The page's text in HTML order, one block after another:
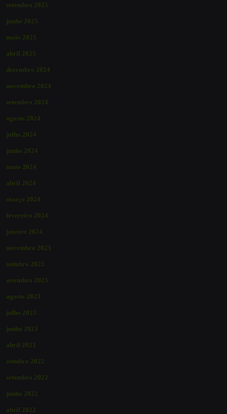
setembro 2025
junho 2025
maio 2025
abril 2025
dezembro 2024
novembro 2024
setembro 2024
agosto 2024
julho 2024
junho 2024
maio 2024
abril 2024
março 2024
fevereiro 2024
janeiro 2024
novembro 2023
outubro 2023
setembro 2023
agosto 2023
julho 2023
junho 2023
abril 2023
outubro 2022
setembro 2022
junho 2022
abril 2022